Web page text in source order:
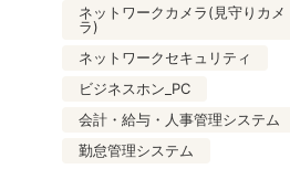
ネットワークカメラ(見守りカメ
ラ)
ネットワークセキュリティ
ビジネスホン_PC
会計・給与・人事管理システム
勤怠管理システム